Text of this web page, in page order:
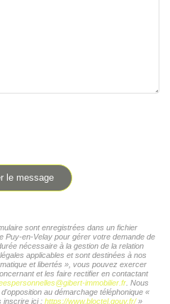
le message
sont enregistrées dans un fichier
Puy-en-Velay pour gérer votre demande de
nécessaire à la gestion de la relation
applicables et sont destinées à nos
et libertés », vous pouvez exercer
et les faire rectifier en contactant
immobilier.fr . Nous
au démarchage téléphonique «
inscrire ici : https://www.bloctel.gouv.fr/»